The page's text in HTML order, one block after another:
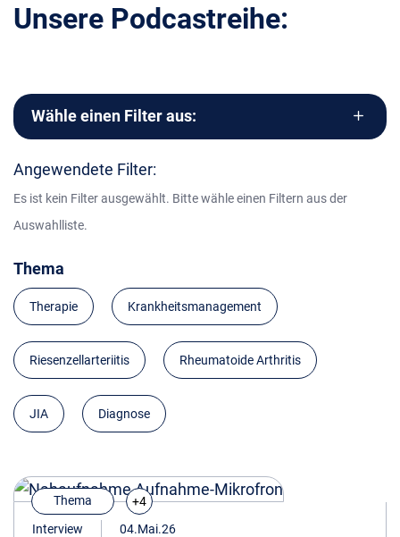
Unsere Podcastreihe:
Wähle einen Filter aus:
Angewendete Filter:
Es ist kein Filter ausgewählt. Bitte wähle einen Filtern aus der
Auswahlliste.
Thema
Therapie Krankheitsmanagement
Riesenzellarteriitis Rheumatoide Arthritis
JIA Diagnose
Thema
+4
Interview
04.Mai.26